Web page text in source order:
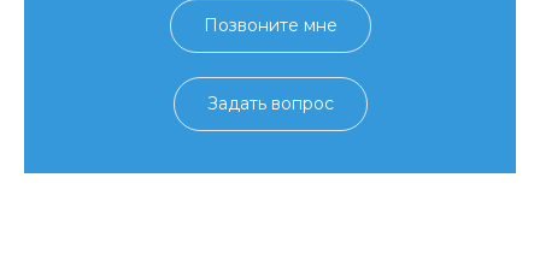
Позвоните мне
Задать вопрос